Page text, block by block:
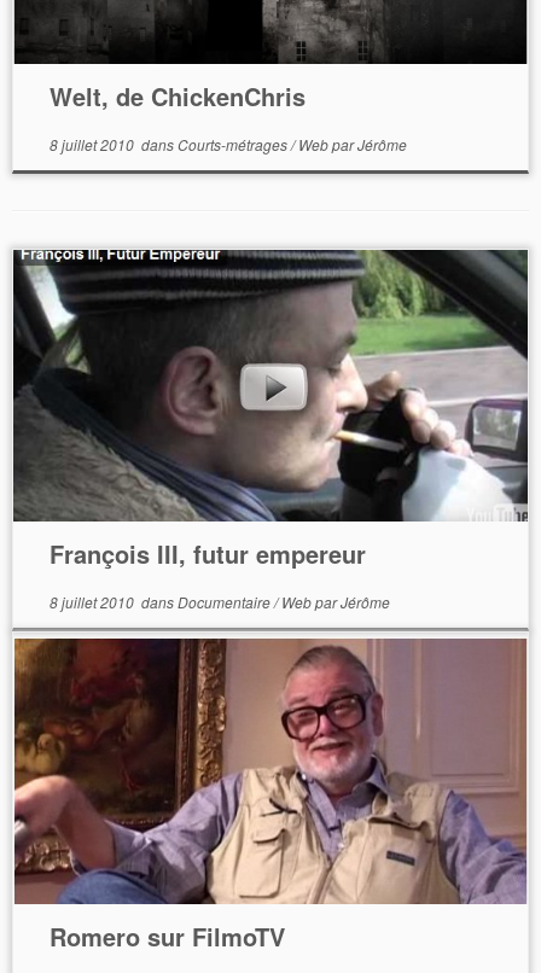
Welt, de ChickenChris
8 juillet 2010dansCourts-métrages/WebparJérôme
François III, futur empereur
8 juillet 2010dansDocumentaire/WebparJérôme
Romero sur FilmoTV